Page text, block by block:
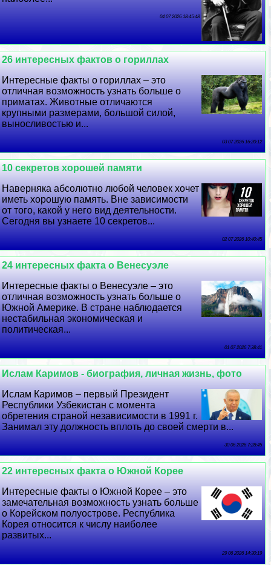
04 07 2026 18:45:48
26 интересных фактов о гориллах
Интересные факты о гориллах – это
отличная возможность узнать больше о
приматах. Животные отличаются
крупными размерами, большой силой,
выносливостью и...
03 07 2026 16:20:12
10 секретов хорошей памяти
Наверняка абсолютно любой человек хочет
иметь хорошую память. Вне зависимости
от того, какой у него вид деятельности.
Сегодня вы узнаете 10 секретов...
02 07 2026 10:40:45
24 интересных факта о Венесуэле
Интересные факты о Венесуэле – это
отличная возможность узнать больше о
Южной Америке. В стране наблюдается
нестабильная экономическая и
политическая...
01 07 2026 7:38:41
Ислам Каримов - биография, личная жизнь, фото
Ислам Каримов – первый Президент
Республики Узбекистан с момента
обретения страной независимости в 1991 г.
Занимал эту должность вплоть до своей cмepти в...
30 06 2026 7:28:45
22 интересных факта о Южной Корее
Интересные факты о Южной Корее – это
замечательная возможность узнать больше
о Корейском полуострове. Республика
Корея относится к числу наиболее
развитых...
29 06 2026 14:30:19